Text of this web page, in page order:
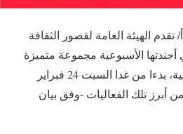
أ ش أ/ تقدم الهيئة العامة لقصور الثقافة
الأسبوعية مجموعة متميزة
من الفعاليات الثقافية والفنية، بدءا من غدا السبت 24 فبراير
أبرز تلك الفعاليات -وفق بيان